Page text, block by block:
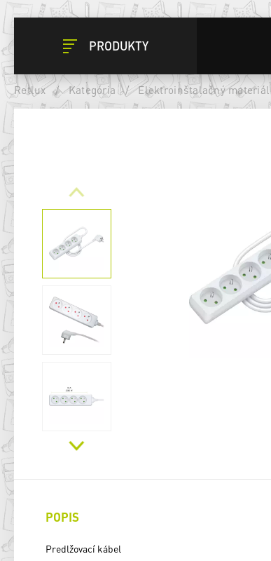
PRODUKTY
Retlux / Kategória / Elektroinštalačný materiál
POPIS
Predlžovací kábel